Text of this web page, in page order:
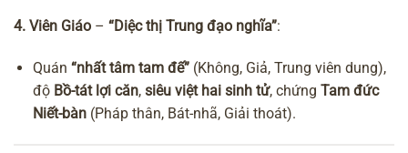
4. Viên Giáo – “Diệc thị Trung đạo nghĩa”:
Quán “nhất tâm tam đế” (Không, Giả, Trung viên dung),
độ Bồ-tát lợi căn, siêu việt hai sinh tử, chứng Tam đức
Niết-bàn (Pháp thân, Bát-nhã, Giải thoát).